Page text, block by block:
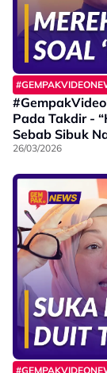
Pada Takdir -
Sebab Sibuk
26/03/2026